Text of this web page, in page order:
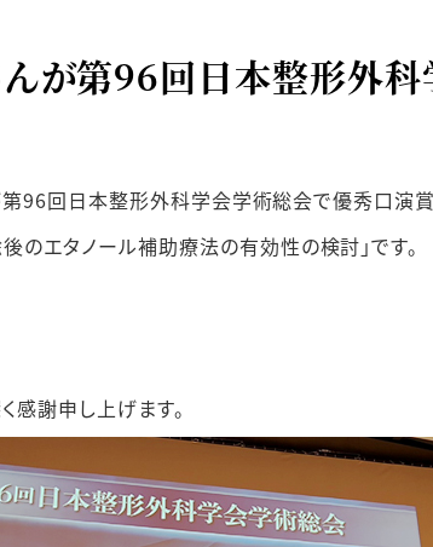
が第96回日本整形外
96回日本整形外科学会学術総会で優秀口演賞
のエタノール補助療法の有効性の検討」です。
感謝申し上げます。